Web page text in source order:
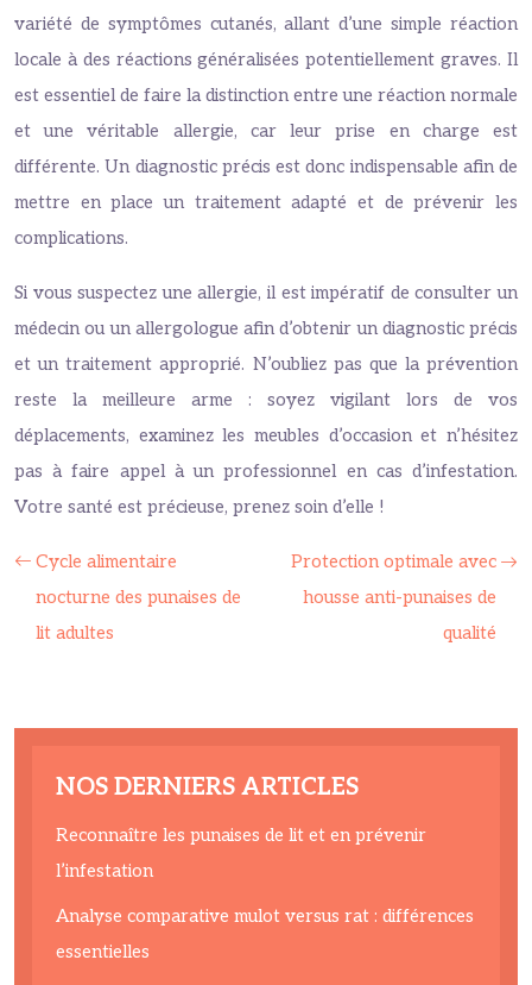
variété de symptômes cutanés, allant d’une simple réaction
locale à des réactions généralisées potentiellement graves. Il
est essentiel de faire la distinction entre une réaction normale
et une véritable allergie, car leur prise en charge est
différente. Un diagnostic précis est donc indispensable afin de
mettre en place un traitement adapté et de prévenir les
complications.
Si vous suspectez une allergie, il est impératif de consulter un
médecin ou un allergologue afin d’obtenir un diagnostic précis
et un traitement approprié. N’oubliez pas que la prévention
reste la meilleure arme : soyez vigilant lors de vos
déplacements, examinez les meubles d’occasion et n’hésitez
pas à faire appel à un professionnel en cas d’infestation.
Votre santé est précieuse, prenez soin d’elle !
Cycle alimentaire
nocturne des punaises de
lit adultes
Protection optimale avec
housse anti-punaises de
qualité
NOS DERNIERS ARTICLES
Reconnaître les punaises de lit et en prévenir
l’infestation
Analyse comparative mulot versus rat : différences
essentielles